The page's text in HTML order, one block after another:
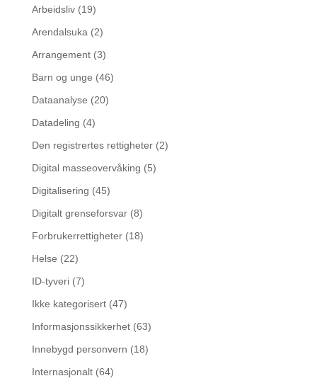
Arbeidsliv(19)
Arendalsuka (2)
Arrangement(3)
Barn og unge (46)
Dataanalyse (20)
Datadeling (4)
Den registrertes rettigheter(2)
Digital masseovervåking (5)
Digitalisering (45)
Digitalt grenseforsvar(8)
Forbrukerrettigheter(18)
Helse (22)
ID-tyveri(7)
Ikke kategorisert(47)
Informasjonssikkerhet(63)
Innebygd personvern (18)
Internasjonalt(64)